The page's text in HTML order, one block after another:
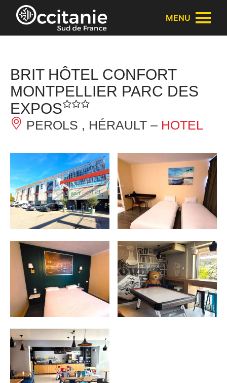
Cookies management panel
MENU
BRIT HÔTEL CONFORT
MONTPELLIER PARC DES
EXPOS
PEROLS , HÉRAULT – HOTEL